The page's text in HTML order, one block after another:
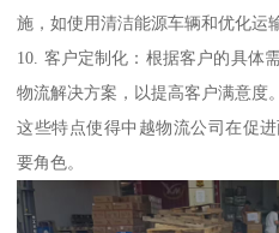
施，如使用清洁能源车辆和优化运
10. 客户定制化：根据客户的具体
物流解决方案，以提高客户满意度。
这些特点使得中越物流公司在促
要角色。